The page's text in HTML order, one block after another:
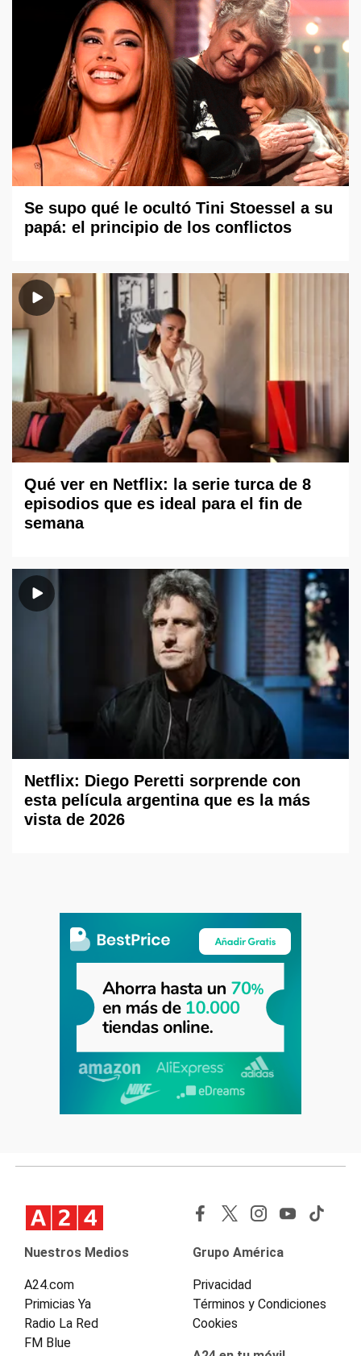
Se supo qué le ocultó Tini Stoessel a su
papá: el principio de los conflictos
Qué ver en Netflix: la serie turca de 8
episodios que es ideal para el fin de
semana
Netflix: Diego Peretti sorprende con
esta película argentina que es la más
vista de 2026
Nuestros Medios
A24.com
Primicias Ya
Radio La Red
FM Blue
Grupo América
Privacidad
Términos y Condiciones
Cookies